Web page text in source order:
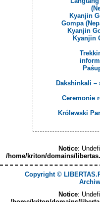
Kyanjin
Gompa
Kyanjin
Kyanjin
Dakshinkali
Ceremonie
Królewski
Notice:
/home/kriton/domains/
Copyright ©
Notice: